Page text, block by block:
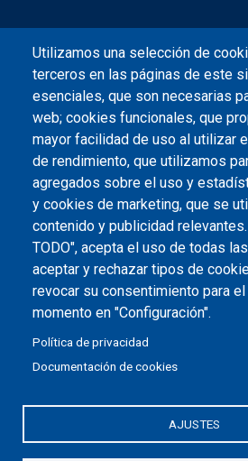
Redes sociales
Redes sociales JCCM
Protección de datos
Utilizamos una selección de
terceros en las páginas de este
esenciales, que son necesarias
web; cookies funcionales, que
mayor facilidad de uso al utilizar
de rendimiento, que utilizamos
agregados sobre el uso y
y cookies de marketing, que se
contenido y publicidad
TODO", acepta el uso de todas
aceptar y rechazar tipos de
revocar su consentimiento para
momento en "Configuración".
Política de privacidad
Documentación de cookies
AJUSTES